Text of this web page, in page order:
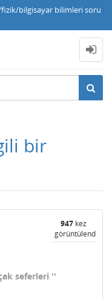
bilgisayar bilimleri soru
bir
947 kez
görüntülendi
seferleri ''